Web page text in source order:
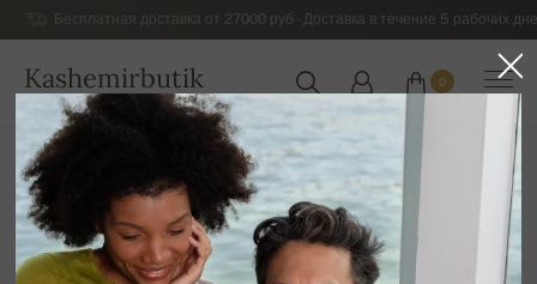
Бесплатная доставка от 27000 руб - Доставка в течение 5 рабочих
Kashemirbutik
РОССИЯ
0
Главная Роскошный кашемировый трикотаж для женщин